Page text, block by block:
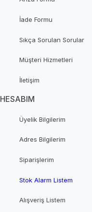
İade Formu
Sıkça Sorulan Sorular
Müşteri Hizmetleri
İletişim
HESABIM
Üyelik Bilgilerim
Adres Bilgilerim
Siparişlerim
Stok Alarm Listem
Alışveriş Listem